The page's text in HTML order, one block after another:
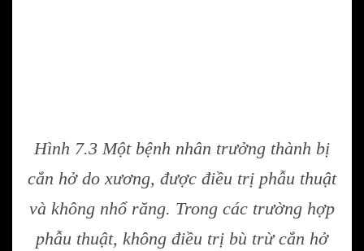
Hình 7.3 Một bệnh nhân trưởng thành bị
cắn hở do xương, được điều trị phẫu thuật
và không nhổ răng. Trong các trường hợp
phẫu thuật, không điều trị bù trừ cắn hở